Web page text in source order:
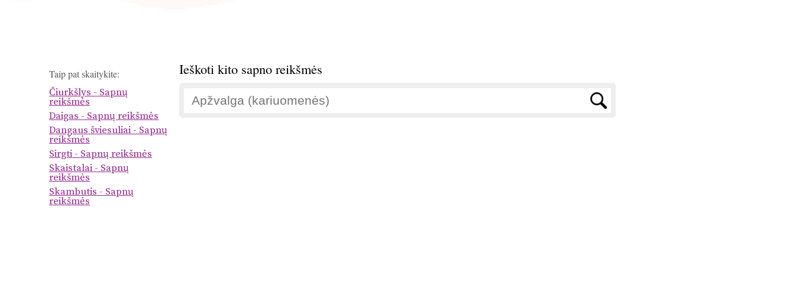
Taip pat skaitykite:
Čiurkšlys - Sapnų
reikšmės
Daigas - Sapnų reikšmės
Dangaus šviesuliai - Sapnų
reikšmės
Sirgti - Sapnų reikšmės
Skaistalai - Sapnų
reikšmės
Skambutis - Sapnų
reikšmės
Ieškoti kito sapno reikšmės